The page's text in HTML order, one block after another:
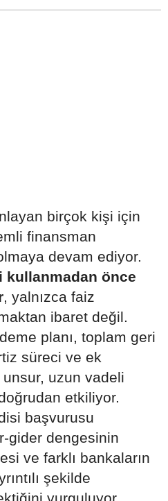
birçok kişi için
finansman
devam ediyor.
kullanmadan önce
, yalnızca faiz
ibaret değil.
planı, toplam geri
süreci ve ek
uzun vadeli
etkiliyor.
başvurusu
gider dengesinin
ve farklı bankaların
şekilde